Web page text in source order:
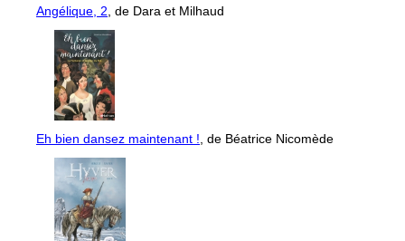
Angélique, 2 , de Dara et Milhaud
Eh bien dansez maintenant ! , de Béatrice Nicomède